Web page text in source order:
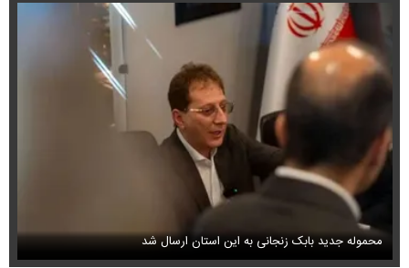
محموله جدید بابک زنجانی به این استان ارسال شد